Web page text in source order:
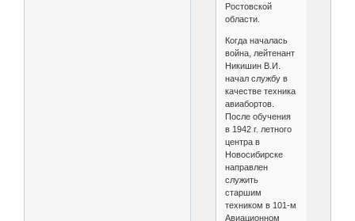
Ростовской
области.
Когда началась
война, лейтенант
Никишин В.И.
начал службу в
качестве техника
авиабортов.
После обучения
в 1942 г. летного
центра в
Новосибирске
направлен
служить
старшим
техником в 101-м
Авиационном